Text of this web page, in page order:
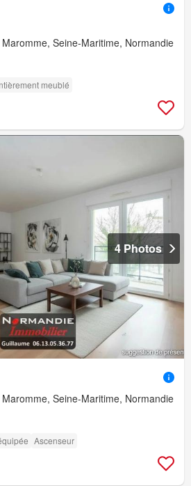
Seine-Maritime, Normandie
meublé
4 Photos
Seine-Maritime, Normandie
Ascenseur